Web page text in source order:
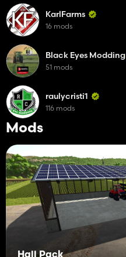
Mods
Hall Pack
KarlFarms
16 mods
Black Eyes Modding
51 mods
raulycristi1
116 mods